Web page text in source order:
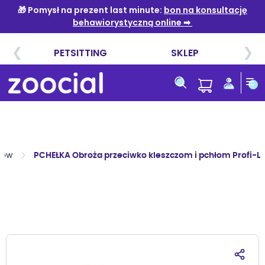
do
treści
PCHEŁKA Obroża przeciwko kleszczom i pchłom Profi-
Przejdź